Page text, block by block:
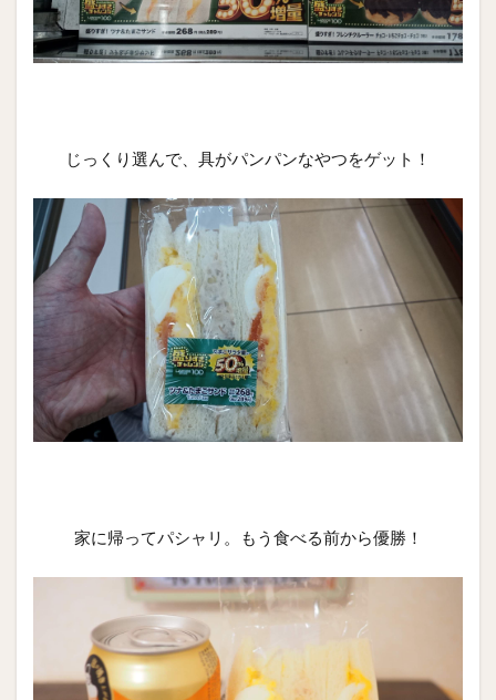
じっくり選んで、具がパンパンなやつをゲット！
家に帰ってパシャリ。もう食べる前から優勝！